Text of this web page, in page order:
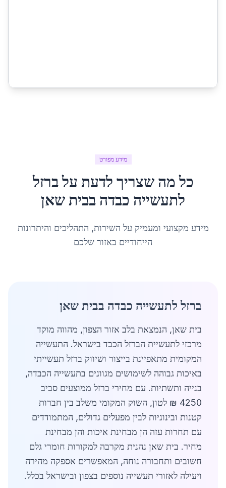
מידע מפורט
כל מה שצריך לדעת עלברזל
לתעשייה כבדה בבית שאן
מידע מקצועי ומעמיק על השירות, התהליכים והיתרונות
הייחודיים באזור שלכם
ברזל לתעשייה כבדה בבית שאן
בית שאן, הנמצאת בלב אזור הצפון, מהווה מוקד
מרכזי לתעשיית הברזל הכבד בישראל. התעשייה
המקומית מתאפיינת בייצור ושיווק ברזל תעשייתי
באיכות גבוהה לשימושים מגוונים בתעשייה הכבדה,
בנייה ותשתיות. עם מחירי ברזל ממוצעים סביב
4250 ₪ לטון, השוק המקומי משלב בין חברות
קטנות ובינוניות לבין מפעלים גדולים, המתמודדים
עם תחרות עזה הן מבחינת איכות והן מבחינת
מחיר. בית שאן נהנית מקרבה למקורות חומרי גלם
חשובים ותחבורה נוחה, המאפשרים אספקה מהירה
ויעילה לאזורי תעשייה נוספים בצפון ובישראל בכלל.